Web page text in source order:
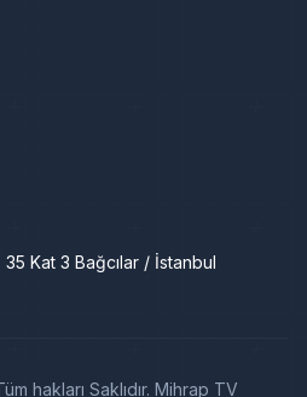
35 Kat 3 Bağcılar / İstanbul
hakları Saklıdır. Mihrap TV